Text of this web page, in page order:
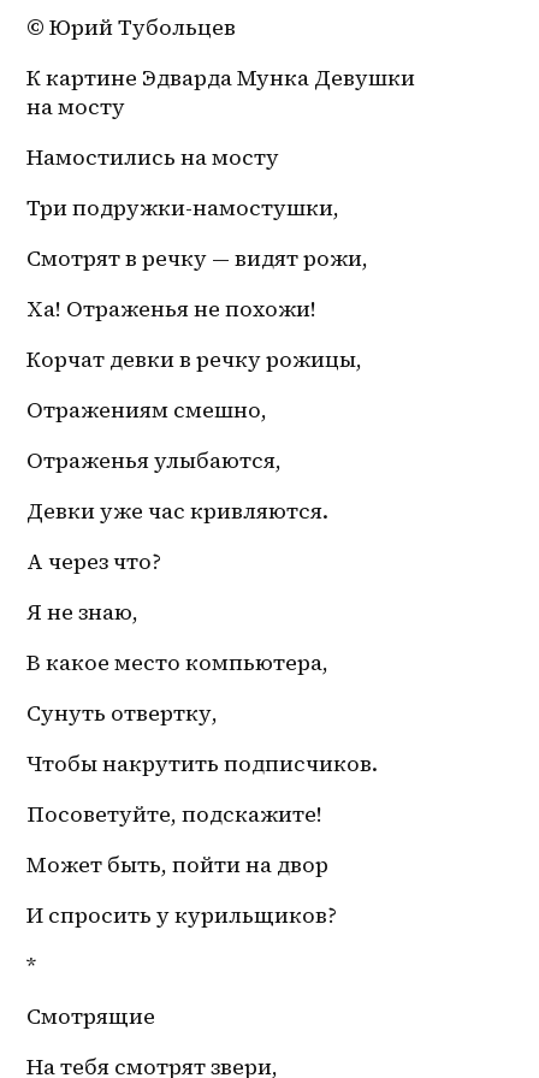
© Юрий Тубольцев
К картине Эдварда Мунка Девушки
на мосту
Намостились на мосту
Три подружки-намостушки,
Смотрят в речку — видят рожи,
Ха! Отраженья не похожи!
Корчат девки в речку рожицы,
Отражениям смешно,
Отраженья улыбаются,
Девки уже час кривляются.
А через что?
Я не знаю,
В какое место компьютера,
Сунуть отвертку,
Чтобы накрутить подписчиков.
Посоветуйте, подскажите!
Может быть, пойти на двор
И спросить у курильщиков?
*
Смотрящие
На тебя смотрят звери,